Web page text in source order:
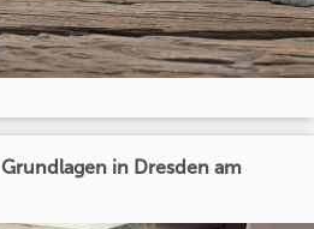
in Dresden am